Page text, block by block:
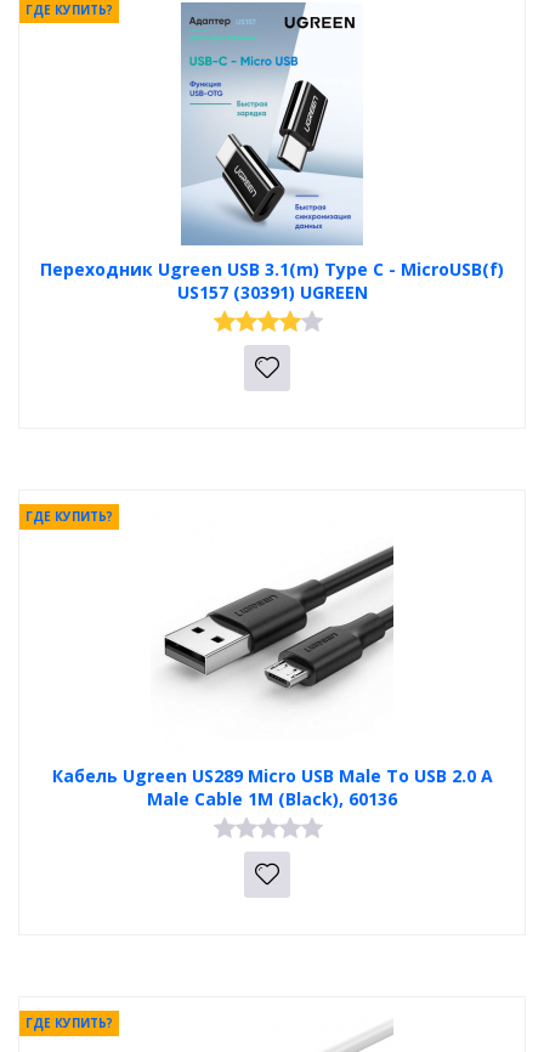
Переходник Ugreen USB 3.1(m) Type C - MicroUSB(f)
US157 (30391) UGREEN
ГДЕ КУПИТЬ?
Кабель Ugreen US289 Micro USB Male To USB 2.0 A
Male Cable 1M (Black), 60136
ГДЕ КУПИТЬ?
ГДЕ КУПИТЬ?